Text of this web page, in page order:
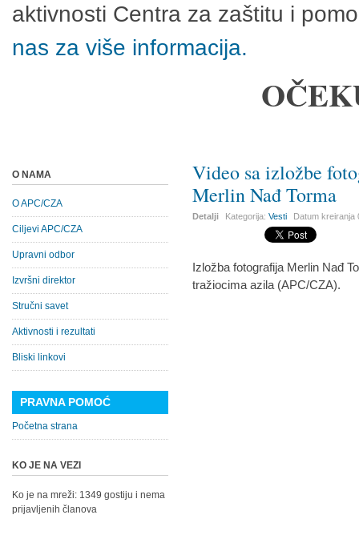
aktivnosti Centra za zaštitu i
nas za više informacija.
Video sa izložbe
Merlin Nađ Torma
Detalji Kategorija:Vesti Datum kreiranja
Izložba fotografija Merlin Nađ
tražiocima azila (APC/CZA).
O NAMA
O APC/CZA
Ciljevi APC/CZA
Upravni odbor
Izvršni direktor
Stručni savet
Aktivnosti i rezultati
Bliski linkovi
PRAVNA POMOĆ
Početna strana
KO JE NA VEZI
Ko je na mreži: 1349 gostiju i nema
prijavljenih članova